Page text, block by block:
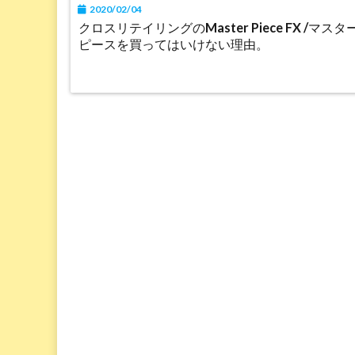
2020/02/04
クロスリテイリングのMaster Piece FX /マスタ
ピースを買ってはいけない理由。